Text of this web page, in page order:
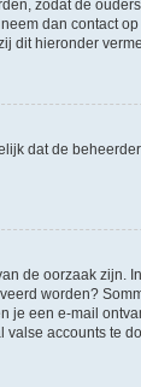
zodat de
dan contact
dit hieronder
dat de
de oorzaak zijn.
worden?
een e-mail
accounts te